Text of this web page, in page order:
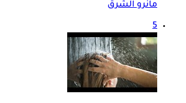
مانرو الشرق
5